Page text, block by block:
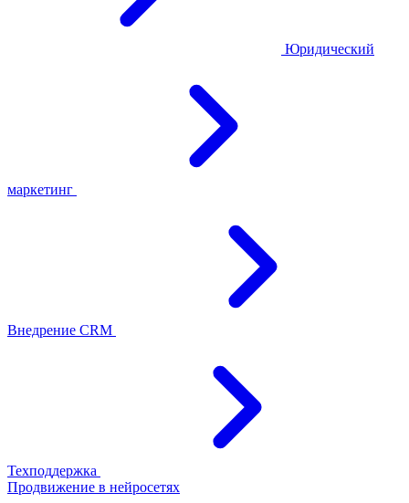
Юридический
маркетинг
Внедрение CRM
Техподдержка
Продвижение в нейросетях